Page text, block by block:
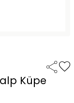
Küpe